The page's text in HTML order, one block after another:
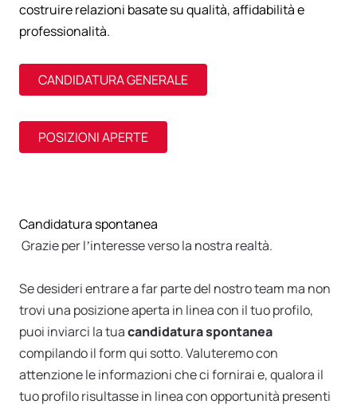
costruire relazioni basate su qualità, affidabilità e
professionalità.
CANDIDATURA GENERALE
POSIZIONI APERTE
Candidatura spontanea
Grazie per l’interesse verso la nostra realtà.
Se desideri entrare a far parte del nostro team ma non
trovi una posizione aperta in linea con il tuo profilo,
puoi inviarci la tuacandidatura spontanea
compilando il form qui sotto. Valuteremo con
attenzione le informazioni che ci fornirai e, qualora il
tuo profilo risultasse in linea con opportunità presenti